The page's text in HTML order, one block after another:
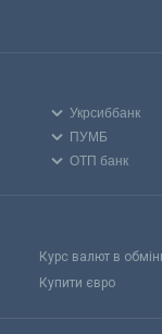
Укрсиббанк
ПУМБ
ОТП банк
Курс валют в
Купити євро